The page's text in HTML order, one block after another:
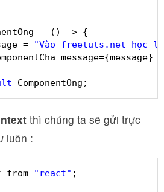
= () => {
=
"Vào freetuts.net học
message={message}
ComponentOng;
thì chúng ta sẽ gửi trực
luôn :
from "react" ;